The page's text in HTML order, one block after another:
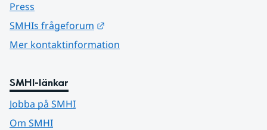
Press
SMHIs frågeforum
Mer kontaktinformation
SMHI-länkar
Jobba på SMHI
Om SMHI